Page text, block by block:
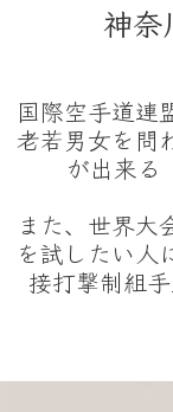
神奈
国際空手道連
老若男女を問
が出来る
また、世界大
を試したい人
接打撃制組